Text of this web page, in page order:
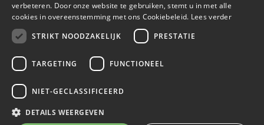
Lees meer
© Eurofleur
verbeteren. Door onze website te gebruiken, stemt u in met alle
cookies in overeenstemming met ons Cookiebeleid. Lees verder
STRIKT NOODZAKELIJK
PRESTATIE
TARGETING FUNCTIONEEL
NIET-GECLASSIFICEERD
DETAILS WEERGEVEN